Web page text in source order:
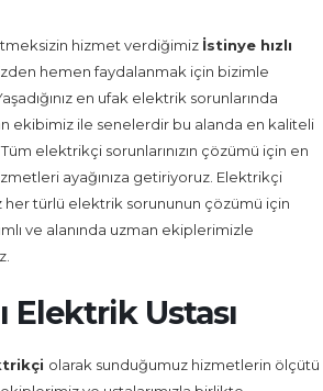
hizmet verdiğimiz İstinye hızlı
hemen faydalanmak için bizimle
en ufak elektrik sorunlarında
ekibimiz ile senelerdir bu alanda en kaliteli
elektrikçi sorunlarınızın çözümü için en
ayağınıza getiriyoruz. Elektrikçi
her türlü elektrik sorununun çözümü için
ve alanında uzman ekiplerimizle
Elektrik Ustası
olarak sunduğumuz hizmetlerin ölçütü